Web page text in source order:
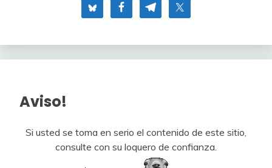
Aviso!
Si usted se toma en serio el contenido de este sitio,
consulte con su loquero de confianza.